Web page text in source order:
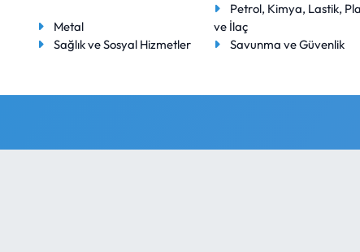
Metal
Petrol, Kimya, Lastik,
ve İlaç
Sağlık ve Sosyal Hizmetler
Savunma ve Güvenlik